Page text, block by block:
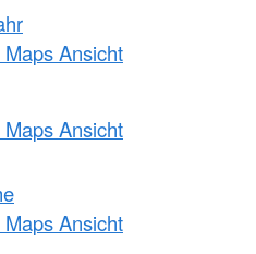
Ansicht
Ansicht
Ansicht